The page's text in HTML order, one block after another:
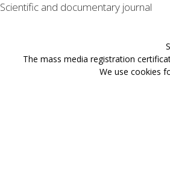
Scientific and documentary journal
The mass media registration
We use cookies